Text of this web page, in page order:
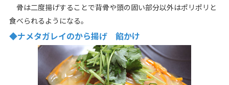
骨は二度揚げすることで背骨や頭の固い部分以外はポリポリと
食べられるようになる。
◆ナメタガレイのから揚げ 餡かけ